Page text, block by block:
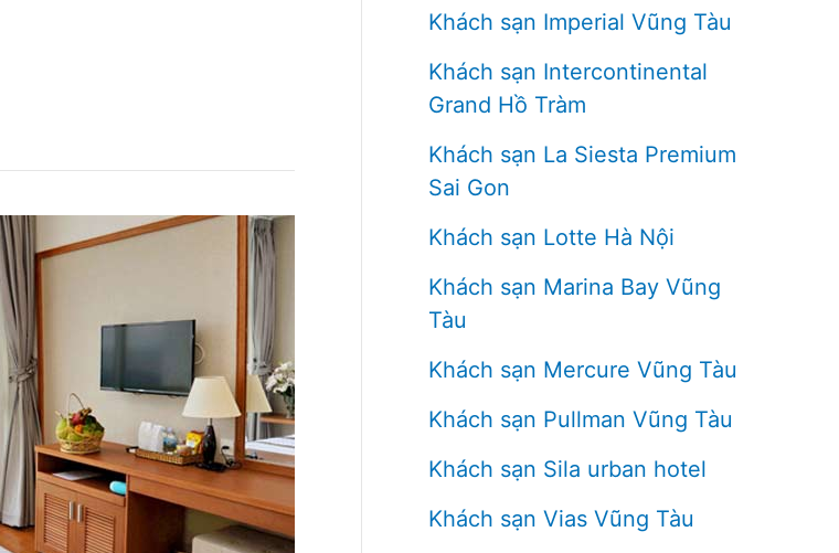
Khách sạn Imperial Vũng Tàu
Khách sạn Intercontinental
Grand Hồ Tràm
Khách sạn La Siesta Premium
Sai Gon
Khách sạn Lotte Hà Nội
Khách sạn Marina Bay Vũng
Tàu
Khách sạn Mercure Vũng Tàu
Khách sạn Pullman Vũng Tàu
Khách sạn Sila urban hotel
Khách sạn Vias Vũng Tàu